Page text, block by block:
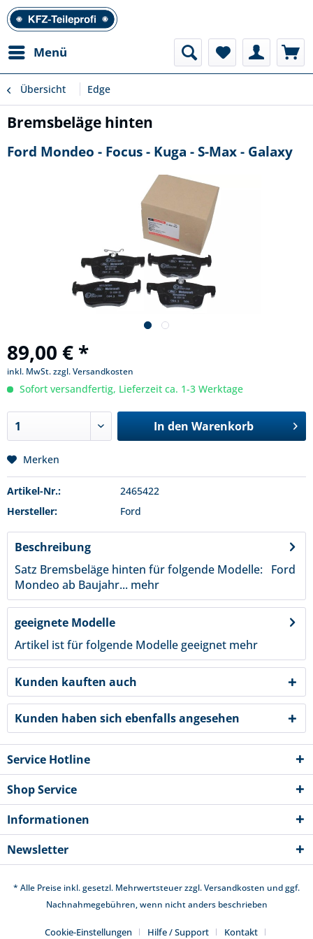
Menü
Übersicht Edge
Bremsbeläge hinten
Ford Mondeo - Focus - Kuga - S-Max - Galaxy
89,00 € *
inkl. MwSt.zzgl. Versandkosten
Sofort versandfertig, Lieferzeit ca. 1-3 Werktage
In den Warenkorb
Merken
Artikel-Nr.:
2465422
Hersteller:
Ford
Beschreibung
Satz Bremsbeläge hinten für folgende Modelle: Ford
Mondeo ab Baujahr... mehr
geeignete Modelle
Artikel ist für folgende Modelle geeignet mehr
Kunden kauften auch
Kunden haben sich ebenfalls angesehen
Service Hotline
Shop Service
Informationen
Newsletter
* Alle Preise inkl. gesetzl. Mehrwertsteuer zzgl.Versandkosten und ggf.
Nachnahmegebühren, wenn nicht anders beschrieben
Cookie-Einstellungen Hilfe / Support Kontakt